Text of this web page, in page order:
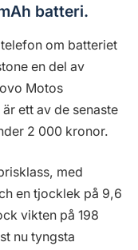
batteri.
om batteriet
en del av
Motos
ett av de senaste
2 000 kronor.
med
en tjocklek på 9,6
vikten på 198
nu tyngsta